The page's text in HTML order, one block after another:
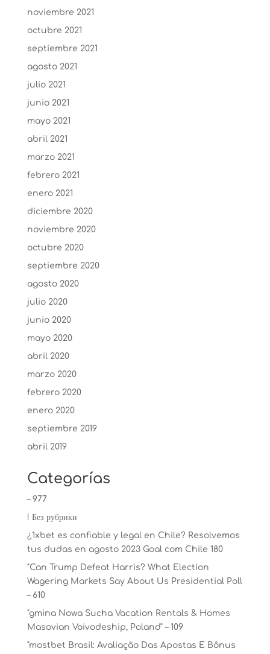
noviembre 2021
octubre 2021
septiembre 2021
agosto 2021
julio 2021
junio 2021
mayo 2021
abril 2021
marzo 2021
febrero 2021
enero 2021
diciembre 2020
noviembre 2020
octubre 2020
septiembre 2020
agosto 2020
julio 2020
junio 2020
mayo 2020
abril 2020
marzo 2020
febrero 2020
enero 2020
septiembre 2019
abril 2019
Categorías
– 977
! Без рубрики
¿1xbet es confiable y legal en Chile? Resolvemos
tus dudas en agosto 2023 Goal com Chile 180
"Can Trump Defeat Harris? What Election
Wagering Markets Say About Us Presidential Poll
– 610
"gmina Nowa Sucha Vacation Rentals & Homes
Masovian Voivodeship, Poland" – 109
"mostbet Brasil: Avaliação Das Apostas E Bônus